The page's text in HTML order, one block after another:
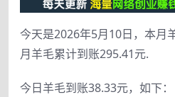
今天是2026年5月10日，本月
月羊毛累计到账295.41元.
今日羊毛到账38.33元，如下：